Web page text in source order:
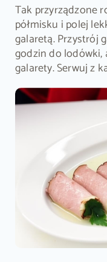
Tak przyrządzone
półmisku i polej
galaretą. Przystrój
godzin do lodówki,
galarety. Serwuj z